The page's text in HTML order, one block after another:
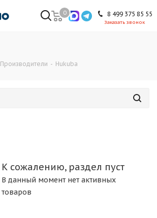
8 499 375 85 55
Заказать звонок
0
Производители - Hukuba
К сожалению, раздел пуст
В данный момент нет активных
товаров